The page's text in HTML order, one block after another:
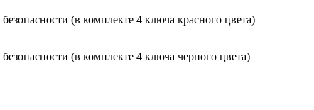
(в комплекте 4 ключа красного цвета)
(в комплекте 4 ключа черного цвета)